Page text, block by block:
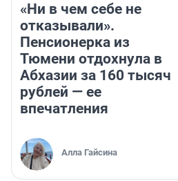
«Ни в чем себе не
отказывали».
Пенсионерка из
Тюмени отдохнула в
Абхазии за 160 тысяч
рублей — ее
впечатления
Алла Гайсина